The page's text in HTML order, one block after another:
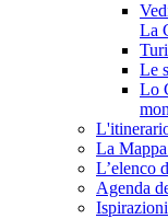
La
Le
Lo
La
L’elenco
Agenda
Ispirazioni